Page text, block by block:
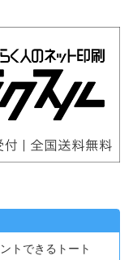
トできるトート